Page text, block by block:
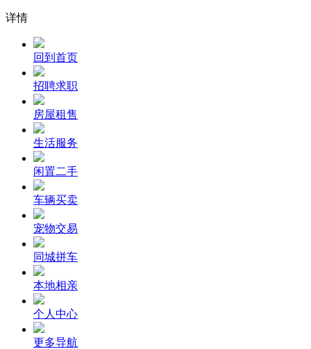
详情
回到首页
招聘求职
房屋租售
生活服务
闲置二手
车辆买卖
宠物交易
同城拼车
本地相亲
个人中心
更多导航